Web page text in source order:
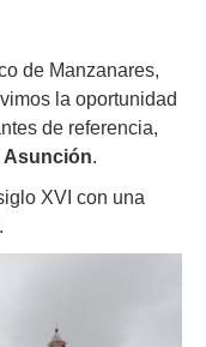
de Manzanares,
la oportunidad
de referencia,
Asunción.
XVI con una